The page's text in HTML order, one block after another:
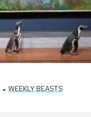
- WEEKLY BEASTS